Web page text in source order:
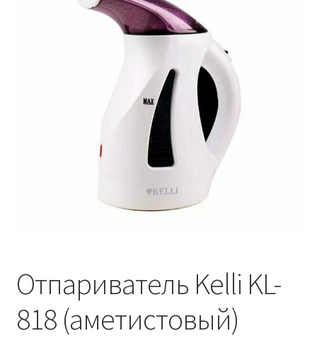
Отпариватель Kelli KL-
818 (аметистовый)